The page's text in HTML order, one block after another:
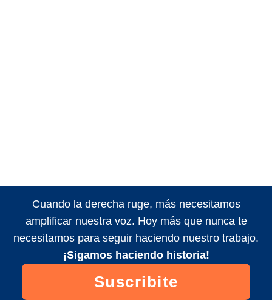
Cuando la derecha ruge, más necesitamos
amplificar nuestra voz. Hoy más que nunca te
necesitamos para seguir haciendo nuestro trabajo.
¡Sigamos haciendo historia!
Suscribite